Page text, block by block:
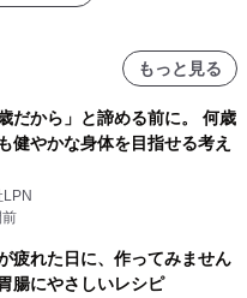
もっと見る
歳だから」と諦める前に。 何歳
健やかな身体を目指せる考え
が疲れた日に、作ってみません
腸にやさしいレシピ